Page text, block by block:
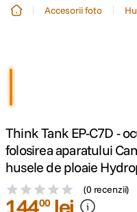
4. peak design
5. canon sx740 hs
6. lavaliera
Accesorii foto
Think Tank EP-C7D -
folosirea aparatului
husele de ploaie
(0 recenzii)
14400 lei